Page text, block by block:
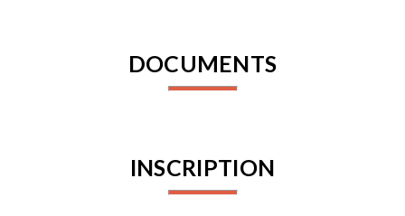
DOCUMENTS
INSCRIPTION